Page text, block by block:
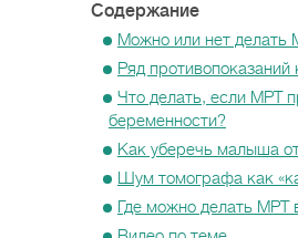
Содержание
Можно или нет делать
Ряд
Что делать, если МРТ
беременности?
Как уберечь малыша
Шум томографа как
Где можно делать МРТ